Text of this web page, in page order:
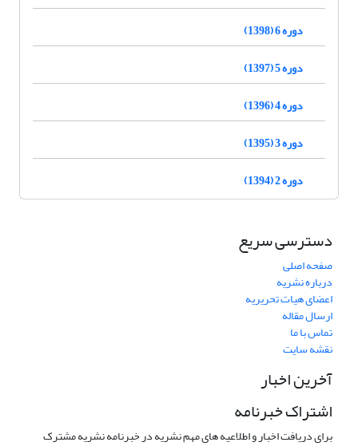
دوره 6 (1398)
دوره 5 (1397)
دوره 4 (1396)
دوره 3 (1395)
دوره 2 (1394)
دسترسی سریع
صفحه اصلی
درباره نشریه
اعضای هیات تحریریه
ارسال مقاله
تماس با ما
نقشه سایت
آخرین اخبار
اشتراک خبرنامه
برای دریافت اخبار و اطلاعیه های مهم نشریه در خبرنامه نشریه مشترک